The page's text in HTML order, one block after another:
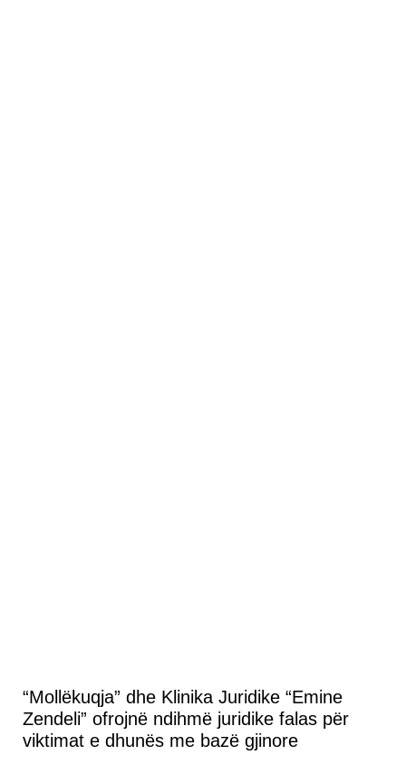
“Mollëkuqja” dhe Klinika Juridike “Emine
Zendeli” ofrojnë ndihmë juridike falas për
viktimat e dhunës me bazë gjinore